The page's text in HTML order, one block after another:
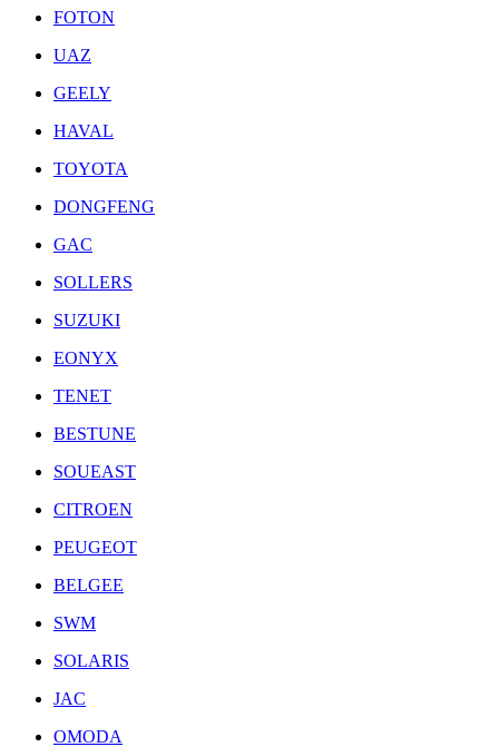
FOTON
UAZ
GEELY
HAVAL
TOYOTA
DONGFENG
GAC
SOLLERS
SUZUKI
EONYX
TENET
BESTUNE
SOUEAST
CITROEN
PEUGEOT
BELGEE
SWM
SOLARIS
JAC
OMODA